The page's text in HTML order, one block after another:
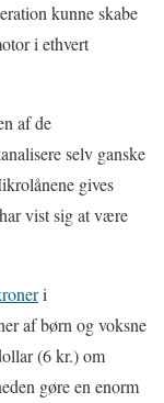
kunne skabe
i ethvert
af de
selv ganske
gives
vist sig at være
i
af børn og voksne
(6 kr.) om
gøre en enorm